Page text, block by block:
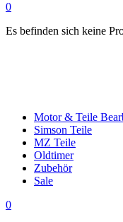
0
Es befinden sich keine
Motor & Teile
Simson Teile
MZ Teile
Oldtimer
Zubehör
Sale
0